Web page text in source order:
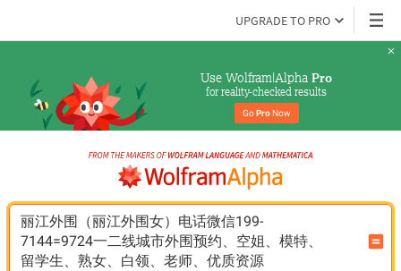
UPGRADE TO PRO
Use Wolfram|Alpha Pro
for reality-checked results
Go Pro Now
丽江外围（丽江外围女）电话微信199-
7144=9724一二线城市外围预约、空姐、模特、
留学生、熟女、白领、老师、优质资源